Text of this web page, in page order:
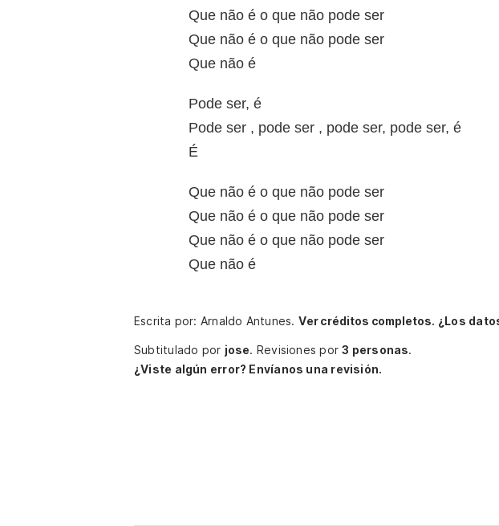
Que não é o que não pode ser
Que não é o que não pode ser
Que não é
Pode ser, é
Pode ser , pode ser , pode ser, pode ser, é
É
Que não é o que não pode ser
Que não é o que não pode ser
Que não é o que não pode ser
Que não é
Escrita por: Arnaldo Antunes. Ver créditos completos. ¿Los
Subtitulado por jose. Revisiones por3 personas.
¿Viste algún error? Envíanos una revisión.